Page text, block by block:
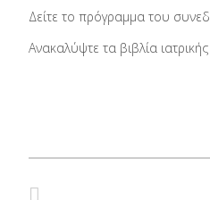
Δείτε το πρόγραμμα του
Ανακαλύψτε τα βιβλία